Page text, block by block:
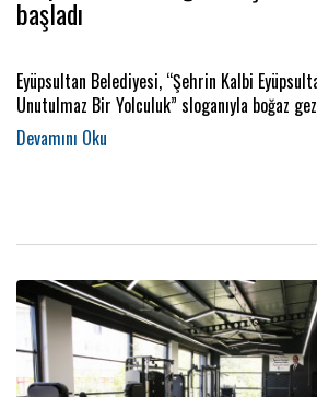
başladı
Eyüpsultan Belediyesi, “Şehrin Kalbi
Unutulmaz Bir Yolculuk” sloganıyla boğaz